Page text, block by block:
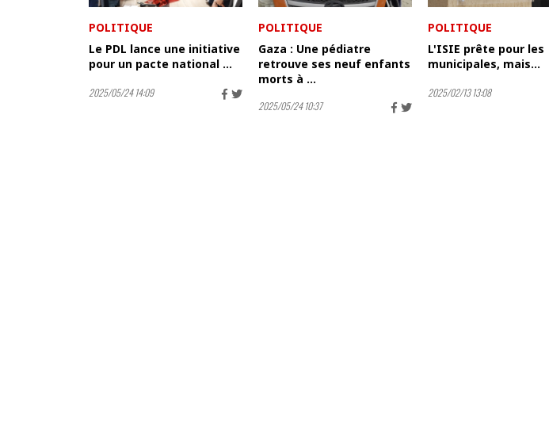
POLITIQUE
Le PDL lance une initiative
pour un pacte national ...
2025/05/24 14:09
POLITIQUE
Gaza : Une pédiatre
retrouve ses neuf enfants
morts à ...
2025/05/24 10:37
POLITIQUE
L'ISIE prête pour les
municipales, mais...
2025/02/13 13:08